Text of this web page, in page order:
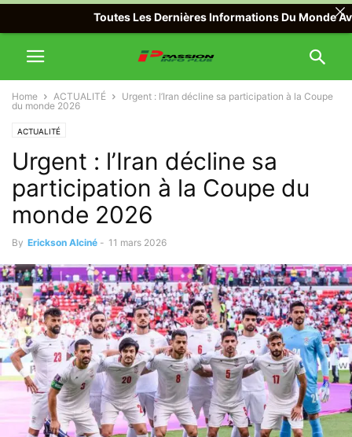
Home ACTUALITÉ
Urgent : l’Iran décline sa participation à la Coupe
du monde 2026
ACTUALITÉ
Urgent : l’Iran décline sa
participation à la Coupe du
monde 2026
By Erickson Alciné - 11 mars 2026
Toutes Les Dernières Informations Du Monde